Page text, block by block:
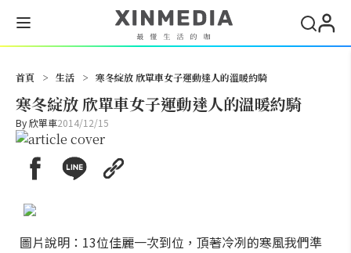
首頁 > 生活 > 寒冬綻放 欣單車女子運動達人的溫暖約騎
寒冬綻放 欣單車女子運動達人的溫暖約騎
By欣單車2014/12/15
圖片說明：13位佳麗一次到位，頂著冷冽的寒風我們準